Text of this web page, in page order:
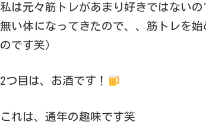
私は元々筋トレがあまり好きではない
無い体になってきたので、、筋トレを
のです笑）
2つ目は、お酒です！
これは、通年の趣味です笑